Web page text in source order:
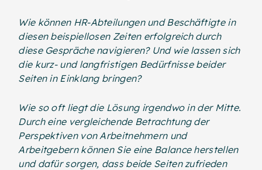
Wie können HR-Abteilungen und Beschäftigte in
diesen beispiellosen Zeiten erfolgreich durch
diese Gespräche navigieren? Und wie lassen sich
die kurz- und langfristigen Bedürfnisse beider
Seiten in Einklang bringen?
Wie so oft liegt die Lösung irgendwo in der Mitte.
Durch eine vergleichende Betrachtung der
Perspektiven von Arbeitnehmern und
Arbeitgebern können Sie eine Balance herstellen
und dafür sorgen, dass beide Seiten zufrieden